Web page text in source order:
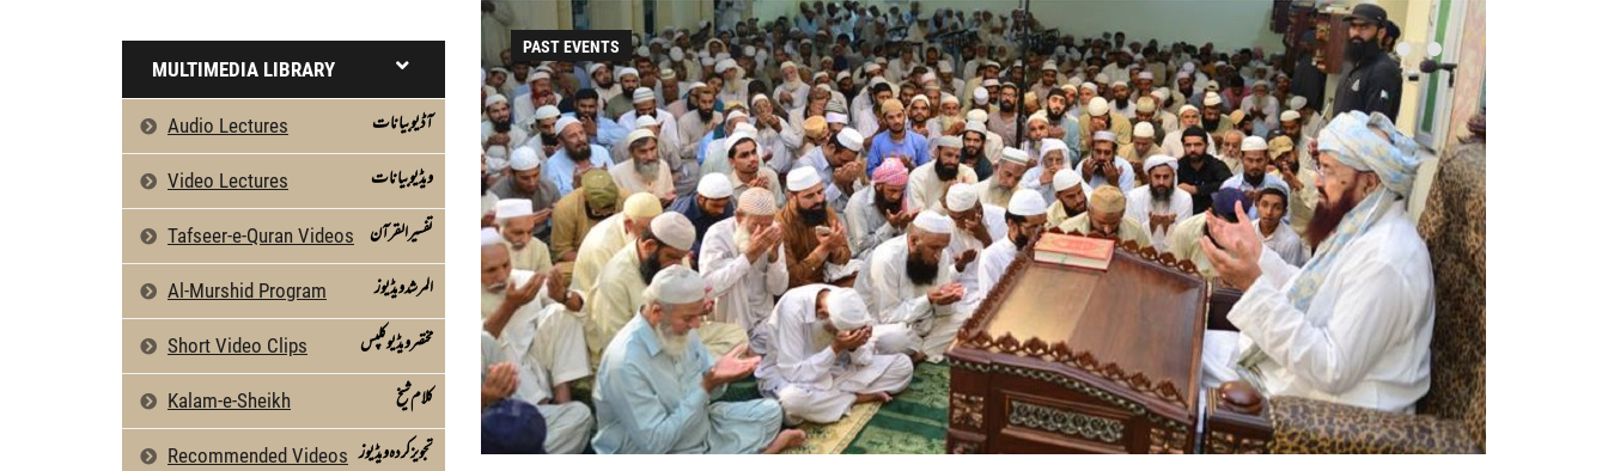
MULTIMEDIA LIBRARY
Audio Lectures آڈیو بیانات
Video Lectures ویڈیو بیانات
Tafseer-e-Quran Videos تفسیرالقرآن
Al-Murshid Program المرشد ویڈیوز
Short Video Clips مختصر ویڈیو کلپس
Kalam-e-Sheikh كلام شیخ
Recommended Videos تجویز کردہ ویڈیوز
PAST EVENTS